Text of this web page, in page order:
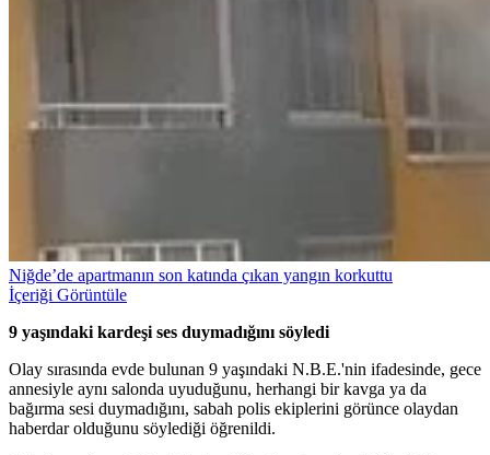
Niğde’de apartmanın son katında çıkan yangın korkuttu
İçeriği Görüntüle
9 yaşındaki kardeşi ses duymadığını söyledi
Olay sırasında evde bulunan 9 yaşındaki N.B.E.'nin ifadesinde, gece
annesiyle aynı salonda uyuduğunu, herhangi bir kavga ya da
bağırma sesi duymadığını, sabah polis ekiplerini görünce olaydan
haberdar olduğunu söylediği öğrenildi.